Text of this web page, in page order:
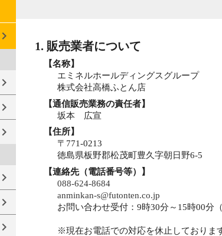
1. 販売業者について
【名称】
エミネルホールディングスグループ
株式会社高橋ふとん店
【通信販売業務の責任者】
坂本 広宣
【住所】
〒771-0213
徳島県板野郡松茂町豊久字朝日野6-5
【連絡先（電話番号等）】
088-624-8684
anminkan-s@futonten.co.jp
お問い合わせ受付：9時30分～15時00分
※現在お電話での対応を休止しておりま